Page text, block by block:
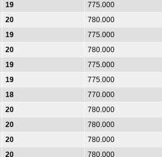
19
775.000
20
780.000
19
775.000
20
780.000
19
775.000
19
775.000
18
770.000
20
780.000
20
780.000
20
780.000
20 780.000